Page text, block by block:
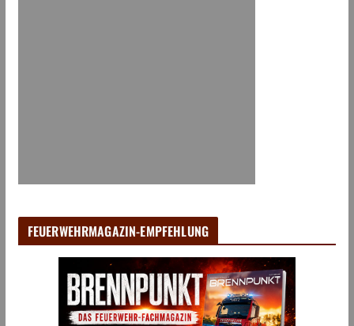
FEUERWEHRMAGAZIN-EMPFEHLUNG